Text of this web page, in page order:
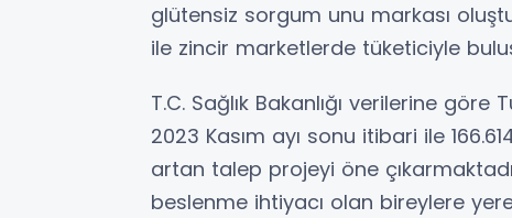
glütensiz sorgum unu markası
ile zincir marketlerde tüketiciyle
T.C. Sağlık Bakanlığı verilerine göre
2023 Kasım ayı sonu itibari ile
artan talep projeyi öne
beslenme ihtiyacı olan bireylere